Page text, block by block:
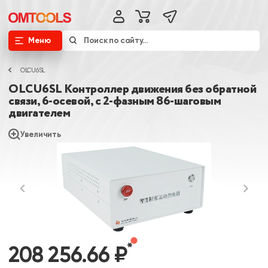
Меню
OLCU6SL
OLCU6SL Контроллер движения без обратной
связи, 6-осевой, с 2-фазным 86-шаговым
двигателем
Увеличить
208 256.66 ₽*